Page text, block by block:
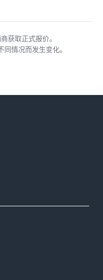
获取正式报价。
情况而发生变化。